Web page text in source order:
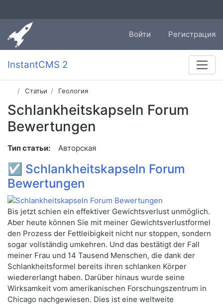
Войти Регистрация
InstantCMS 2
Статьи Геология
Schlankheitskapseln Forum
Bewertungen
Тип статьи: Авторская
☑ Schlankheitskapseln Forum
Bewertungen
Bis jetzt schien ein effektiver Gewichtsverlust unmöglich.
Aber heute können Sie mit meiner Gewichtsverlustformel
den Prozess der Fettleibigkeit nicht nur stoppen, sondern
sogar vollständig umkehren. Und das bestätigt der Fall
meiner Frau und 14 Tausend Menschen, die dank der
Schlankheitsformel bereits ihren schlanken Körper
wiedererlangt haben. Darüber hinaus wurde seine
Wirksamkeit vom amerikanischen Forschungszentrum in
Chicago nachgewiesen. Dies ist eine weltweite